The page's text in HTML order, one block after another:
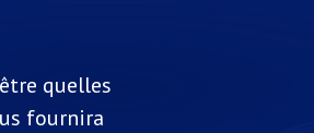
quelles
fournira